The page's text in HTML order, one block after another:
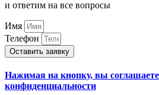
и ответим на все вопросы
Имя
Телефон
Оставить заявку
Нажимая на кнопку, вы
конфиденциальности